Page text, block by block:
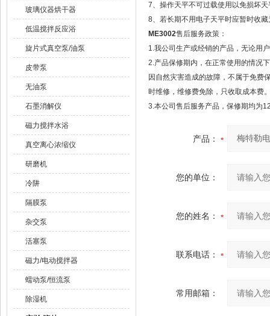
玻璃仪器烘干器
低温搅拌反应浴
旋片式真空泵/油泵
皮带泵
无油泵
石墨消解仪
磁力搅拌水浴
真空离心浓缩仪
研磨机
冷阱
隔膜泵
杂交泵
活塞泵
磁力/电动搅拌器
蠕动泵/恒流泵
除湿机
7、操作天平不可过载使用以免损坏天
8、若长期不用电子天平时应暂时收藏
ME3002售后服务政策：
1.我公司生产或经销的产品，无论用
2.产品保修期内，在正常使用的情况
因自然灾害造成的故障，不属于免费
时维修，维修费免除，只收取成本费
3.本公司售后服务产品，保修期均为
产品：
您的单位：
您的姓名：
联系电话：
常用邮箱：